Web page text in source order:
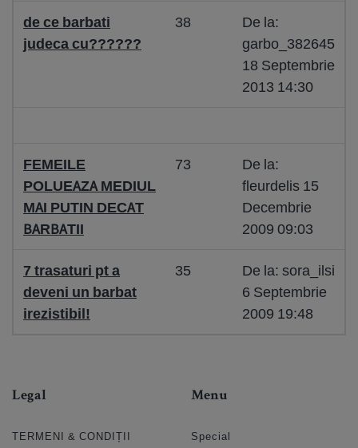
de ce barbati
judeca cu??????
38
De la:
garbo_382645
18 Septembrie
2013 14:30
FEMEILE
POLUEAZA MEDIUL
MAI PUTIN DECAT
BARBATII
73
De la:
fleurdelis 15
Decembrie
2009 09:03
7 trasaturi pt a
deveni un barbat
irezistibil!
35
De la: sora_ilsi
6 Septembrie
2009 19:48
Legal
TERMENI & CONDIȚII
Menu
Special